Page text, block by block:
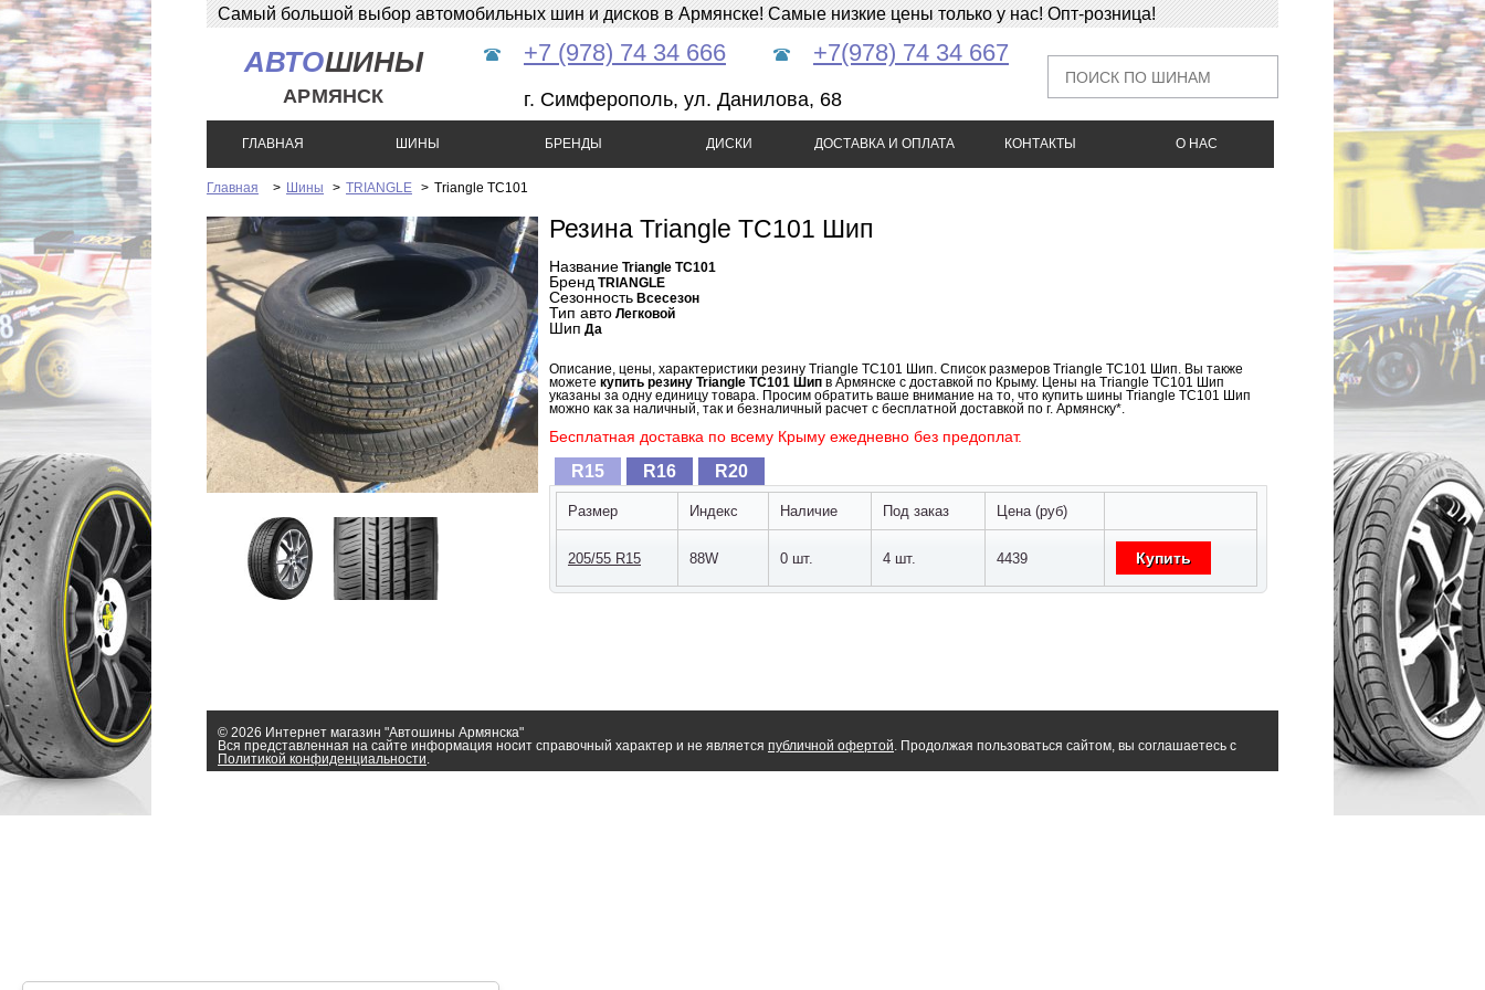
Самый большой выбор автомобильных шин и дисков в Армянске! Самые низкие цены только у нас! Опт-розница!
АВТОШИНЫ
АРМЯНСК
+7 (978) 74 34 666 +7(978) 74 34 667
г. Симферополь, ул. Данилова, 68
ГЛАВНАЯ ШИНЫ БРЕНДЫ ДИСКИ ДОСТАВКА И ОПЛАТА КОНТАКТЫ О НАС
Главная > Шины > TRIANGLE > Triangle TC101
Резина Triangle TC101 Шип
Название Triangle TC101
Бренд TRIANGLE
Сезонность Всесезон
Тип авто Легковой
Шип Да
Описание, цены, характеристики резину Triangle TC101 Шип. Список размеров Triangle TC101 Шип. Вы также
можете купить резину Triangle TC101 Шип в Армянске с доставкой по Крыму. Цены на Triangle TC101 Шип
указаны за одну единицу товара. Просим обратить ваше внимание на то, что купить шины Triangle TC101 Шип
можно как за наличный, так и безналичный расчет с бесплатной доставкой по г. Армянску*.
Бесплатная доставка по всему Крыму ежедневно без предоплат.
R15 R16 R20
Размер Индекс Наличие Под заказ Цена (руб)
205/55 R15 88W 0 шт. 4 шт. 4439 Купить
© 2026 Интернет магазин "Автошины Армянска"
Вся представленная на сайте информация носит справочный характер и не является публичной офертой. Продолжая пользоваться сайтом, вы соглашаетесь с
Политикой конфиденциальности.